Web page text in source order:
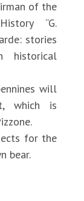
of the
“G.
stories
historical
will
which is
for the
bear.